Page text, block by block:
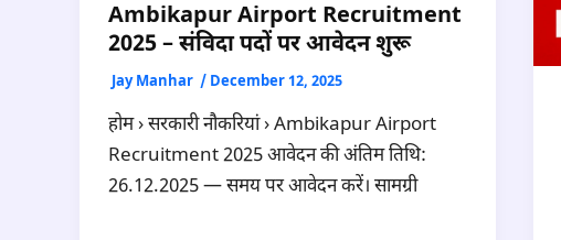
Ambikapur Airport Recruitment
2025 – संविदा पदों पर आवेदन शुरू
Jay Manhar / December 12, 2025
होम › सरकारी नौकरियां › Ambikapur Airport
Recruitment 2025 आवेदन की अंतिम तिथि:
26.12.2025 — समय पर आवेदन करें। सामग्री